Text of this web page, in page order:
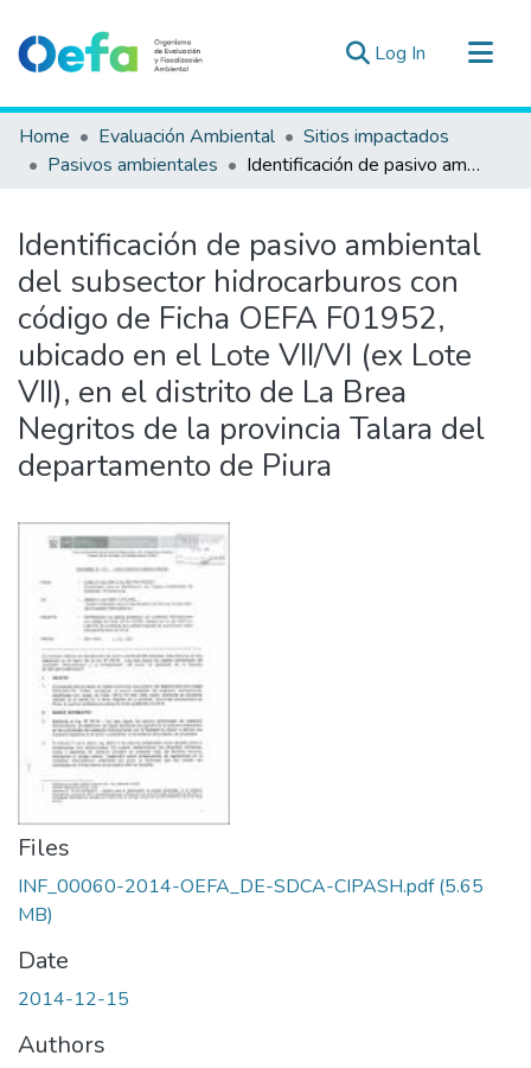
Log In (current)
Communities & Collections
All of DSpace
Estad. Externas
Guias ▾
Home Evaluación Ambiental
Sitios impactados
Pasivos ambientales
Identificación de pasivo ambiental del subsector hidrocarburos con código de Ficha OEFA F01952, ubicado en el Lote VII/VI (ex Lote VII), en el distrito de La Brea Negritos de la provincia Talara del departamento de Piura
Identificación de pasivo ambiental
del subsector hidrocarburos con
código de Ficha OEFA F01952,
ubicado en el Lote VII/VI (ex Lote
VII), en el distrito de La Brea
Negritos de la provincia Talara del
departamento de Piura
Files
INF_00060-2014-OEFA_DE-SDCA-CIPASH.pdf(5.65
MB)
Date
2014-12-15
Authors